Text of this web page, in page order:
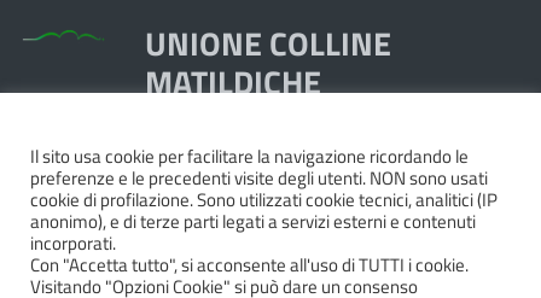
UNIONE COLLINE
MATILDICHE
Piazza Dante, 1,
42020 Quattro Castella RE
Tel. 0522.249211 - Fax 0522.249298
Pec:unione@pec.collinematildiche.it
Il sito usa cookie per facilitare la navigazione ricordando le
preferenze e le precedenti visite degli utenti. NON sono usati
cookie di profilazione. Sono utilizzati cookie tecnici, analitici (IP
anonimo), e di terze parti legati a servizi esterni e contenuti
incorporati.
Con "Accetta tutto", si acconsente all'uso di TUTTI i cookie.
Visitando "Opzioni Cookie" si può dare un consenso